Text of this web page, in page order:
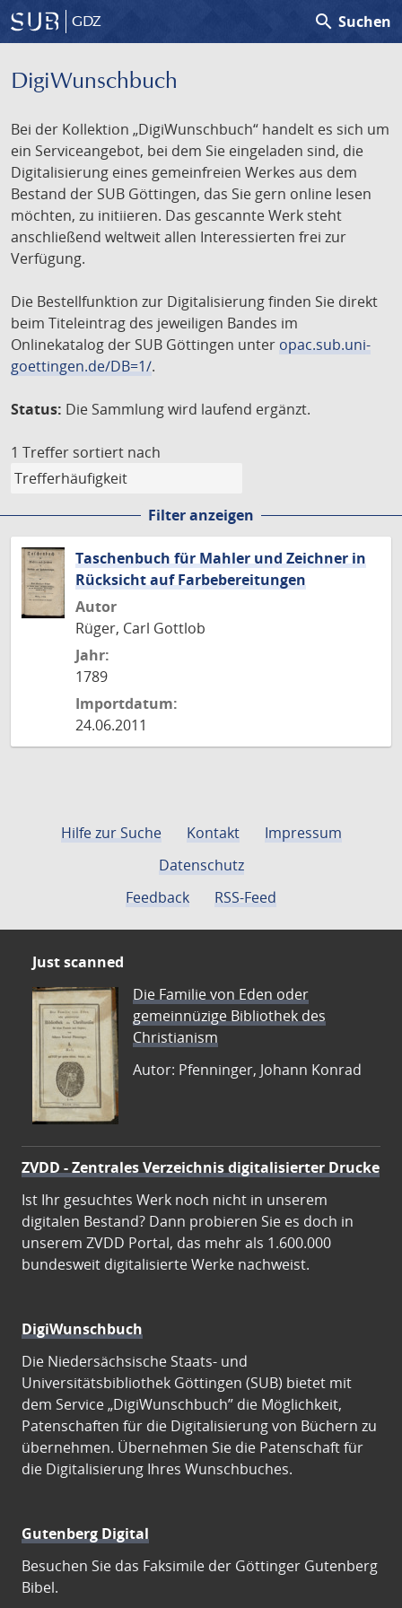
GDZ search Suchen
DigiWunschbuch
Bei der Kollektion „DigiWunschbuch“ handelt es sich um
ein Serviceangebot, bei dem Sie eingeladen sind, die
Digitalisierung eines gemeinfreien Werkes aus dem
Bestand der SUB Göttingen, das Sie gern online lesen
möchten, zu initiieren. Das gescannte Werk steht
anschließend weltweit allen Interessierten frei zur
Verfügung.
Die Bestellfunktion zur Digitalisierung finden Sie direkt
beim Titeleintrag des jeweiligen Bandes im
Onlinekatalog der SUB Göttingen unter opac.sub.uni-
goettingen.de/DB=1/.
Status: Die Sammlung wird laufend ergänzt.
1 Treffer sortiert nach
Filter anzeigen
Taschenbuch für Mahler und Zeichner in
Rücksicht auf Farbebereitungen
Autor
Rüger, Carl Gottlob
Jahr:
1789
Importdatum:
24.06.2011
Hilfe zur Suche Kontakt
Impressum
Datenschutz
Feedback
RSS-Feed
Just scanned
Die Familie von Eden oder
gemeinnüzige Bibliothek des
Christianism
Autor: Pfenninger, Johann Konrad
ZVDD - Zentrales Verzeichnis digitalisierter Drucke
Ist Ihr gesuchtes Werk noch nicht in unserem
digitalen Bestand? Dann probieren Sie es doch in
unserem ZVDD Portal, das mehr als 1.600.000
bundesweit digitalisierte Werke nachweist.
DigiWunschbuch
Die Niedersächsische Staats- und
Universitätsbibliothek Göttingen (SUB) bietet mit
dem Service „DigiWunschbuch” die Möglichkeit,
Patenschaften für die Digitalisierung von Büchern zu
übernehmen. Übernehmen Sie die Patenschaft für
die Digitalisierung Ihres Wunschbuches.
Gutenberg Digital
Besuchen Sie das Faksimile der Göttinger Gutenberg
Bibel.